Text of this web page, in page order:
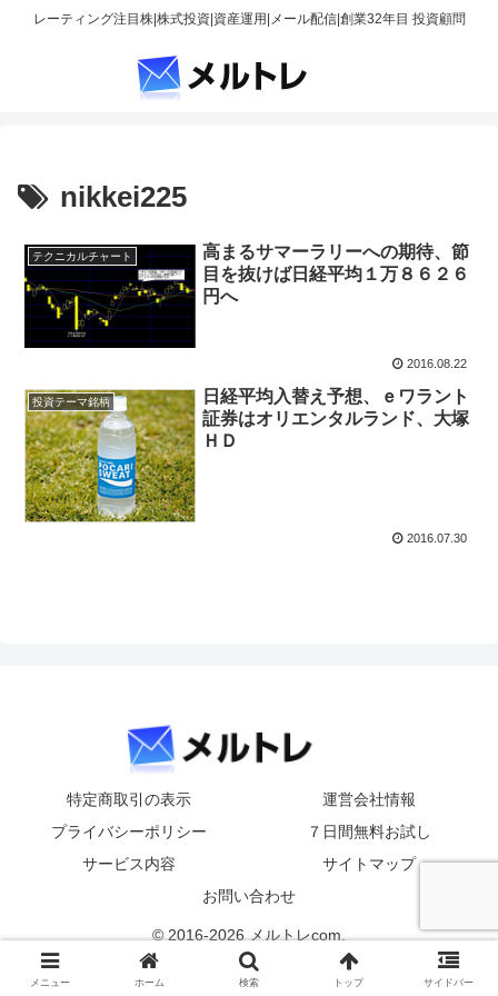
レーティング注目株|株式投資|資産運用|メール配信|創業32年目 投資顧問
nikkei225
テクニカルチャート
高まるサマーラリーへの期待、節
目を抜けば日経平均１万８６２６
円へ
2016.08.22
投資テーマ銘柄
日経平均入替え予想、ｅワラント
証券はオリエンタルランド、大塚
ＨＤ
2016.07.30
特定商取引の表示
運営会社情報
プライバシーポリシー
７日間無料お試し
サービス内容
サイトマップ
お問い合わせ
© 2016-2026 メルトレcom.
メニュー ホーム 検索 トップ サイドバー